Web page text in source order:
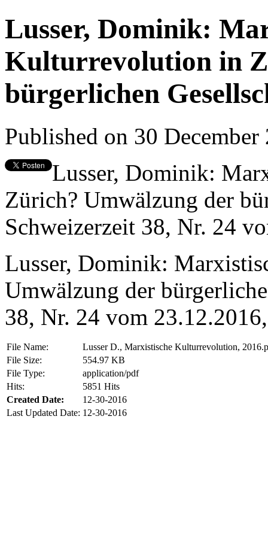
Lusser, Dominik:
Kulturrevolution in
bürgerlichen
Published on 30
Lusser, Dominik:
Zürich? Umwälzung der
Schweizerzeit 38, Nr. 24
Lusser, Dominik:
Umwälzung der
38, Nr. 24 vom
File Name:
Lusser D., Marxistische Kulturrevolution,
File Size:
554.97 KB
File Type:
application/pdf
Hits:
5851 Hits
Created Date:
12-30-2016
Last Updated Date: 12-30-2016